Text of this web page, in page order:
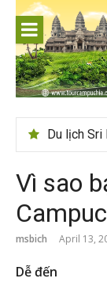
content
Vì sao
msbich April 13,
Dễ đến